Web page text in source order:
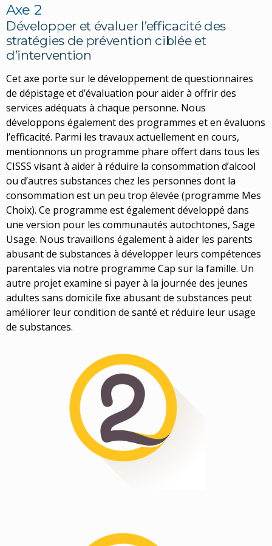
Axe 2
Développer et évaluer l’efficacité des
stratégies de prévention ciblée et
d’intervention
Cet axe porte sur le développement de questionnaires
de dépistage et d’évaluation pour aider à offrir des
services adéquats à chaque personne. Nous
développons également des programmes et en évaluons
l’efficacité. Parmi les travaux actuellement en cours,
mentionnons un programme phare offert dans tous les
CISSS visant à aider à réduire la consommation d’alcool
ou d’autres substances chez les personnes dont la
consommation est un peu trop élevée (programme Mes
Choix). Ce programme est également développé dans
une version pour les communautés autochtones, Sage
Usage. Nous travaillons également à aider les parents
abusant de substances à développer leurs compétences
parentales via notre programme Cap sur la famille. Un
autre projet examine si payer à la journée des jeunes
adultes sans domicile fixe abusant de substances peut
améliorer leur condition de santé et réduire leur usage
de substances.